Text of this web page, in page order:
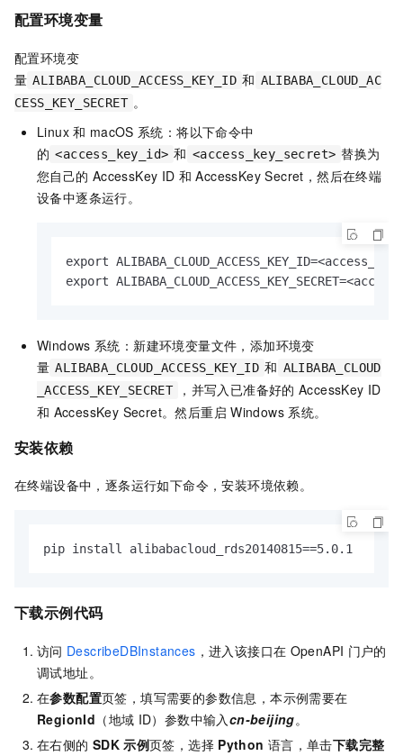
配置环境变量
配置环境变
量 ALIBABA_CLOUD_ACCESS_KEY_ID 和 ALIBABA_CLOUD_AC
CESS_KEY_SECRET 。
Linux 和 macOS 系统：将以下命令中
的 <access_key_id> 和 <access_key_secret> 替换为
您自己的 AccessKey ID 和 AccessKey Secret，然后在终端
设备中逐条运行。
export
export
Windows 系统：新建环境变量文件，添加环境变
量 ALIBABA_CLOUD_ACCESS_KEY_ID 和 ALIBABA_CLOUD
_ACCESS_KEY_SECRET
，并写入已准备好的 AccessKey ID
和 AccessKey Secret。然后重启 Windows 系统。
安装依赖
在终端设备中，逐条运行如下命令，安装环境依赖。
pip install alibabacloud_rds20140815==5.0.1
下载示例代码
访问 DescribeDBInstances ，进入该接口在 OpenAPI 门户的
调试地址。
在参数配置页签，填写需要的参数信息，本示例需要在
RegionId （地域 ID）参数中输入cn-beijing。
在右侧的 SDK 示例页签，选择 Python 语言，单击下载完整